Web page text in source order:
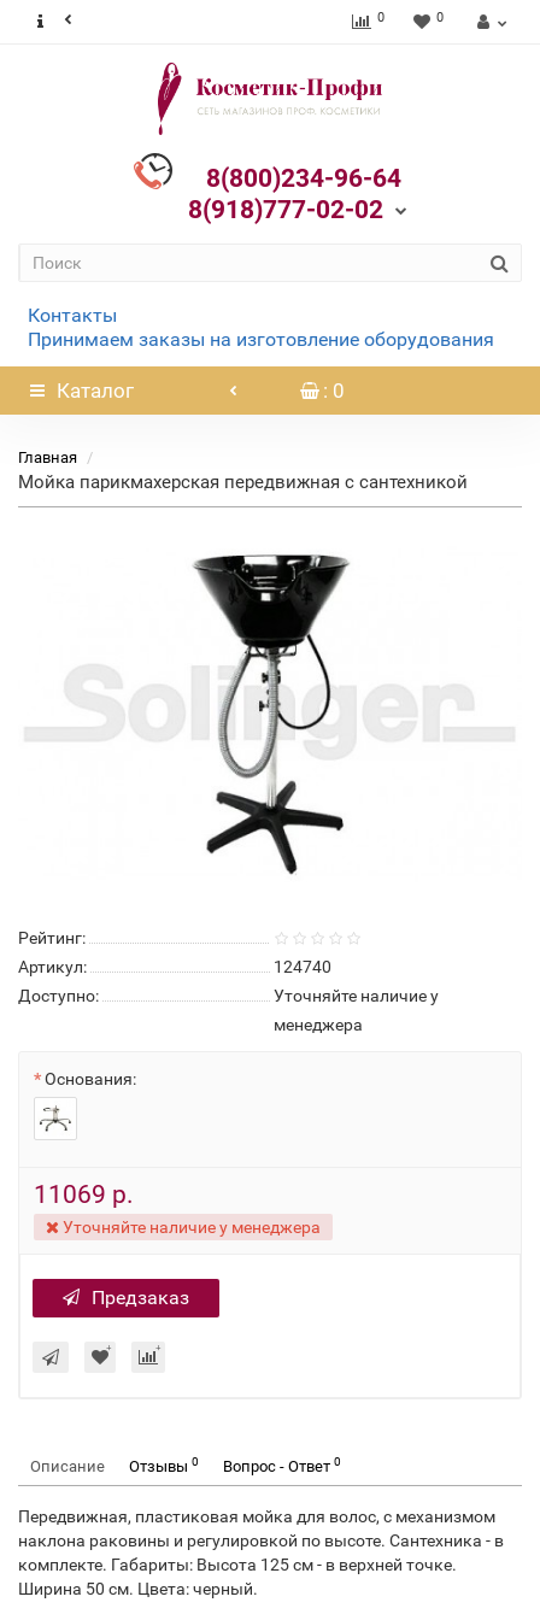
0 0
8(800)234-96-64
8(918)777-02-02
Контакты
Принимаем заказы на изготовление оборудования
Каталог : 0
Главная
Мойка парикмахерская передвижная с сантехникой
Рейтинг:
Артикул:
124740
Доступно:
Уточняйте наличие у
менеджера
Основания:
11069 р.
Уточняйте наличие у менеджера
Предзаказ
Описание Отзывы 0 Вопрос - Ответ 0
Передвижная, пластиковая мойка для волос, с механизмом
наклона раковины и регулировкой по высоте. Сантехника - в
комплекте. Габариты: Высота 125 см - в верхней точке.
Ширина 50 см. Цвета: черный.